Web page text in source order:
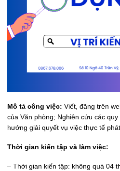
Mô tả công việc: Viết, đăng trên
của Văn phòng; Nghiên cứu các
hướng giải quyết vụ việc thực tế
Thời gian kiến tập và làm việc:
– Thời gian kiến tập: không quá 04